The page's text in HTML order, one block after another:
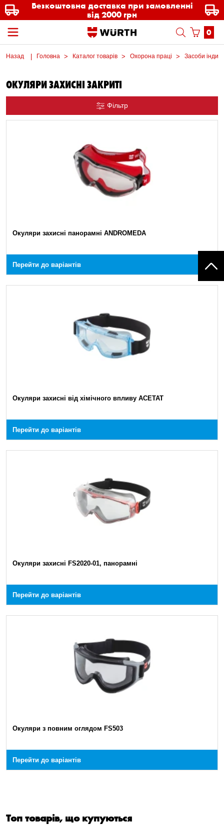
Безкоштовна доставка при замовленні
від 2000 грн
0
Назад Головна Каталог товарів Охорона праці Засоби
ОКУЛЯРИ ЗАХИСНІ ЗАКРИТІ
Фільтр
Окуляри захисні панорамні ANDROMEDA
Перейти до варіантів
Окуляри захисні від хімічного впливу ACETAT
Перейти до варіантів
Окуляри захисні FS2020-01, панорамні
Перейти до варіантів
Окуляри з повним оглядом FS503
Перейти до варіантів
Топ товарів, що купуються